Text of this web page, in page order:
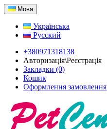
Мова
Українська
Русский
+380971318138
Авторизація\Реєстрація
Закладки (0)
Кошик
Оформлення замовлення